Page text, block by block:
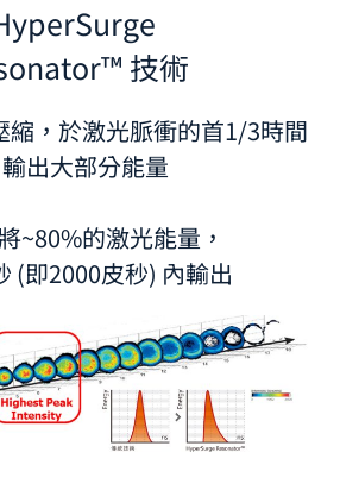
技術
縮，於激光脈衝的首1/3時間
出大部分能量
~80%的激光能量，
(即2000皮秒) 內輸出